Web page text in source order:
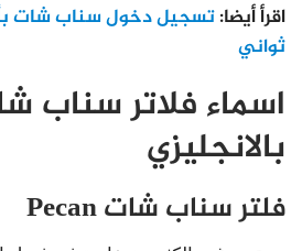
اقرأ أيضا:تسجيل دخول سناب شات
ثواني
اسماء فلاتر سناب
بالانجليزي
فلتر سناب شات Pecan